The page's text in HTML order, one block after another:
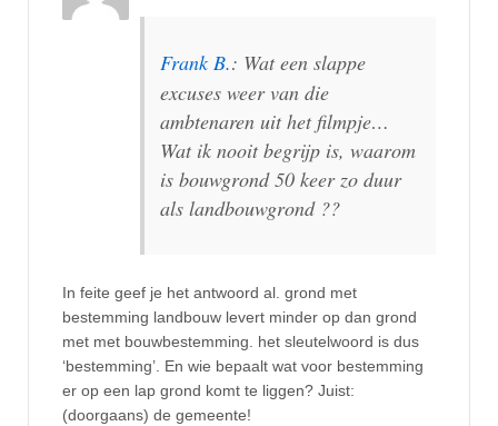
Frank B.: Wat een slappe
excuses weer van die
ambtenaren uit het filmpje…
Wat ik nooit begrijp is, waarom
is bouwgrond 50 keer zo duur
als landbouwgrond ??
In feite geef je het antwoord al. grond met
bestemming landbouw levert minder op dan grond
met met bouwbestemming. het sleutelwoord is dus
‘bestemming’. En wie bepaalt wat voor bestemming
er op een lap grond komt te liggen? Juist:
(doorgaans) de gemeente!